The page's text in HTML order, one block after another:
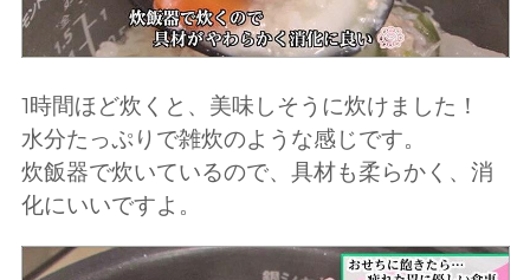
1時間ほど炊くと、美味しそうに炊けました！
水分たっぷりで雑炊のような感じです。
炊飯器で炊いているので、具材も柔らかく、消
化にいいですよ。